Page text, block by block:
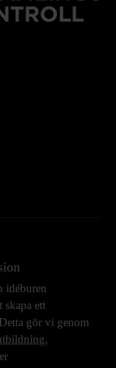
idéburen
skapa ett
gör vi genom
,